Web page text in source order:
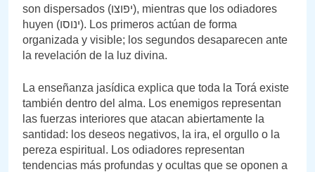
son dispersados (יפוצו), mientras que los odiadores
huyen (ינוסו). Los primeros actúan de forma
organizada y visible; los segundos desaparecen ante
la revelación de la luz divina.
La enseñanza jasídica explica que toda la Torá existe
también dentro del alma. Los enemigos representan
las fuerzas interiores que atacan abiertamente la
santidad: los deseos negativos, la ira, el orgullo o la
pereza espiritual. Los odiadores representan
tendencias más profundas y ocultas que se oponen a